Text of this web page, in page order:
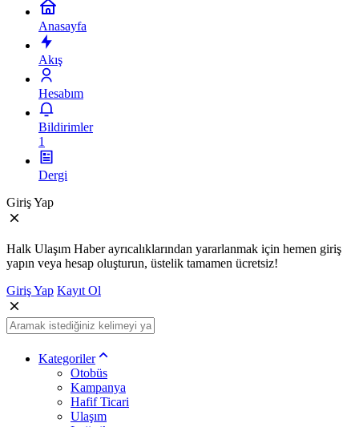
Anasayfa
Akış
Hesabım
Bildirimler
1
Dergi
Giriş Yap
Halk Ulaşım Haber ayrıcalıklarından yararlanmak için hemen giriş
yapın veya hesap oluşturun, üstelik tamamen ücretsiz!
Giriş Yap Kayıt Ol
Kategoriler
Otobüs
Kampanya
Hafif Ticari
Ulaşım